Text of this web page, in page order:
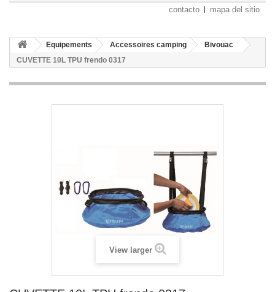
contacto mapa del sitio
Equipements Accessoires camping
Bivouac
CUVETTE 10L TPU frendo 0317
View larger